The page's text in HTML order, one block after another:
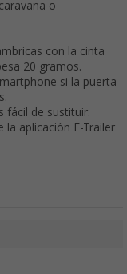
o
con la cinta
20 gramos.
si la puerta
fácil de sustituir.
la aplicación E-Trailer